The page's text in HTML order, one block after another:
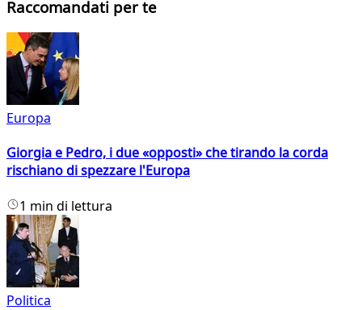
Raccomandati per te
Europa
Giorgia e Pedro, i due «opposti» che tirando la corda
rischiano di spezzare l'Europa
1 min di lettura
Politica